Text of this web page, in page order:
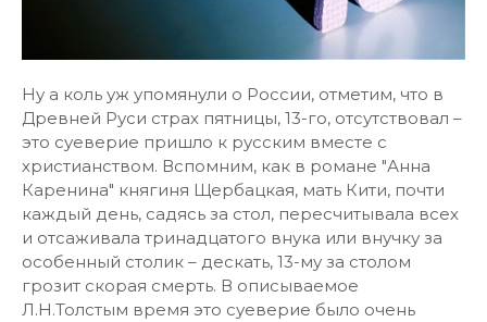
Ну а коль уж упомянули о России, отметим, что в
Древней Руси страх пятницы, 13-го, отсутствовал –
это суеверие пришло к русским вместе с
христианством. Вспомним, как в романе "Анна
Каренина" княгиня Щербацкая, мать Кити, почти
каждый день, садясь за стол, пересчитывала всех
и отсаживала тринадцатого внука или внучку за
особенный столик – дескать, 13-му за столом
грозит скорая смерть. В описываемое
Л.Н.Толстым время это суеверие было очень